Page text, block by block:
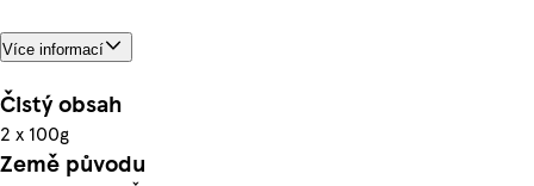
Více informací
Čistý obsah
2 x 100g
Země původu